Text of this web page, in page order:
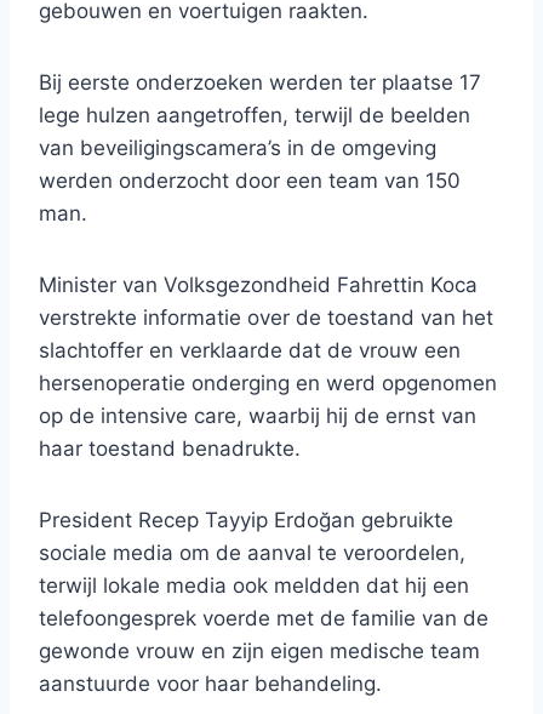
gebouwen en voertuigen raakten.
Bij eerste onderzoeken werden ter plaatse 17
lege hulzen aangetroffen, terwijl de beelden
van beveiligingscamera’s in de omgeving
werden onderzocht door een team van 150
man.
Minister van Volksgezondheid Fahrettin Koca
verstrekte informatie over de toestand van het
slachtoffer en verklaarde dat de vrouw een
hersenoperatie onderging en werd opgenomen
op de intensive care, waarbij hij de ernst van
haar toestand benadrukte.
President Recep Tayyip Erdoğan gebruikte
sociale media om de aanval te veroordelen,
terwijl lokale media ook meldden dat hij een
telefoongesprek voerde met de familie van de
gewonde vrouw en zijn eigen medische team
aanstuurde voor haar behandeling.